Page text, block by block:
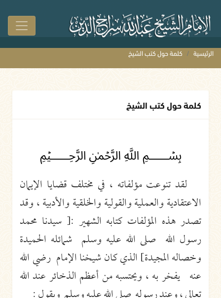
الرئيسية كلمة حول كتب الشيخ
كلمة حول كتب الشيخ
﷽
لقد تنوعت مؤلفاته ، في مختلف قضايا الإيمان
الاعتقادية والعملية والقولية والخلقية والأدبية ، وقد
تصدر هذه المؤلفات كتابه الشهير :[ سيدنا محمد
رسول الله صلى الله عليه وسلم شمائله الحميدة
وخصاله المجيدة] الذي كان شيخنا الإمام رضي الله
عنه يفخر به ، ويحتسبه من أعظم الذخائر عند الله